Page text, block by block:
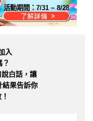
活動期間：7/31 ~ 8/28
入
白話，讓
結果告訴你